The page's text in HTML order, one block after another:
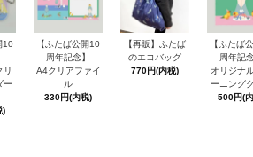
10
リ
ー
)
【ふたば公開10
周年記念】
A4クリアファイ
ル
330円(内税)
【再販】ふたば
のエコバッグ
770円(内税)
【ふたば
周年記念
オリジナ
ーニング
500円(